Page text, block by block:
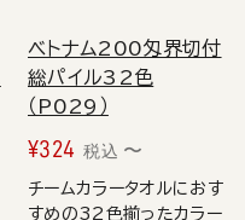
ベトナム200匁界切付
総パイル32色
（P029）
¥324 税込 〜
チームカラータオルにおす
すめの32色揃ったカラー